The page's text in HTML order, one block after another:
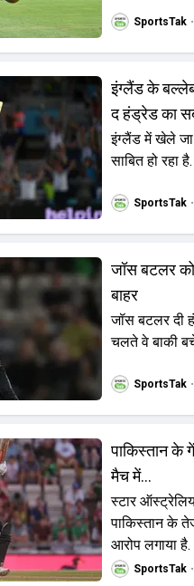
SportsTak
इंग्लैंड के
द हंड्रेड का
इंग्लैंड में खेले जा
साबित हो रहा है.
SportsTak
जॉस बटलर को
बाहर
जॉस बटलर दी
चलते वे बाकी
SportsTak
पाकिस्तान के
मैच में...
स्टार
पाकिस्तान के
आरोप लगाया है.
SportsTak